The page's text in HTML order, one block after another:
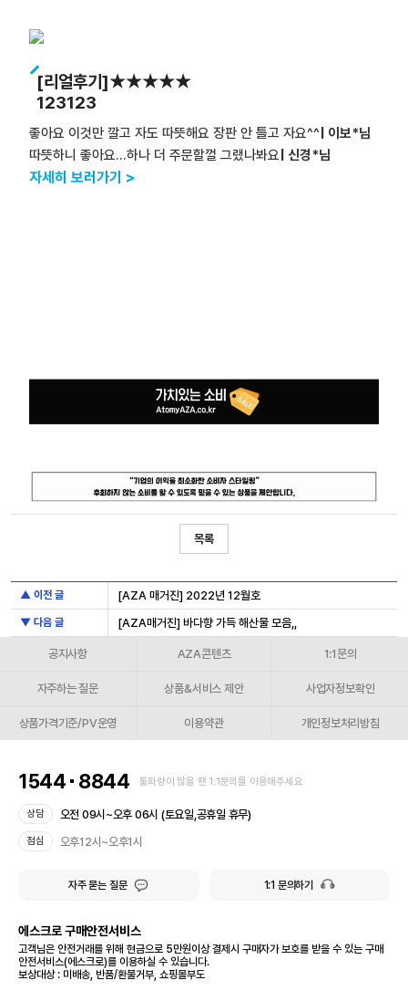
[리얼후기]★★★★★
123123
좋아요 이것만 깔고 자도 따뜻해요 장판 안 틀고 자요^^ | 이보*님
따뜻하니 좋아요...하나 더 주문할껄 그랬나봐요 | 신경*님
자세히 보러가기 >
목록
▲ 이전 글 [AZA 매거진] 2022년 12월호
▼ 다음 글 [AZA매거진] 바다향 가득 해산물 모음,,
공지사항 AZA콘텐츠 1:1문의
자주하는 질문 상품&서비스 제안 사업자정보확인
상품가격기준/PV운영 이용약관 개인정보처리방침
1544 8844 통화량이 많을 땐 1:1문의를 이용해주세요
상담 오전 09시~오후 06시 (토요일,공휴일 휴무)
점심 오후12시~오후1시
자주 묻는 질문 1:1 문의하기
에스크로 구매안전서비스
고객님은 안전거래를 위해 현금으로 5만원이상 결제시 구매자가 보호를 받을 수 있는 구매
안전서비스(에스크로)를 이용하실 수 있습니다.
보상대상 : 미배송, 반품/환불거부, 쇼핑몰부도